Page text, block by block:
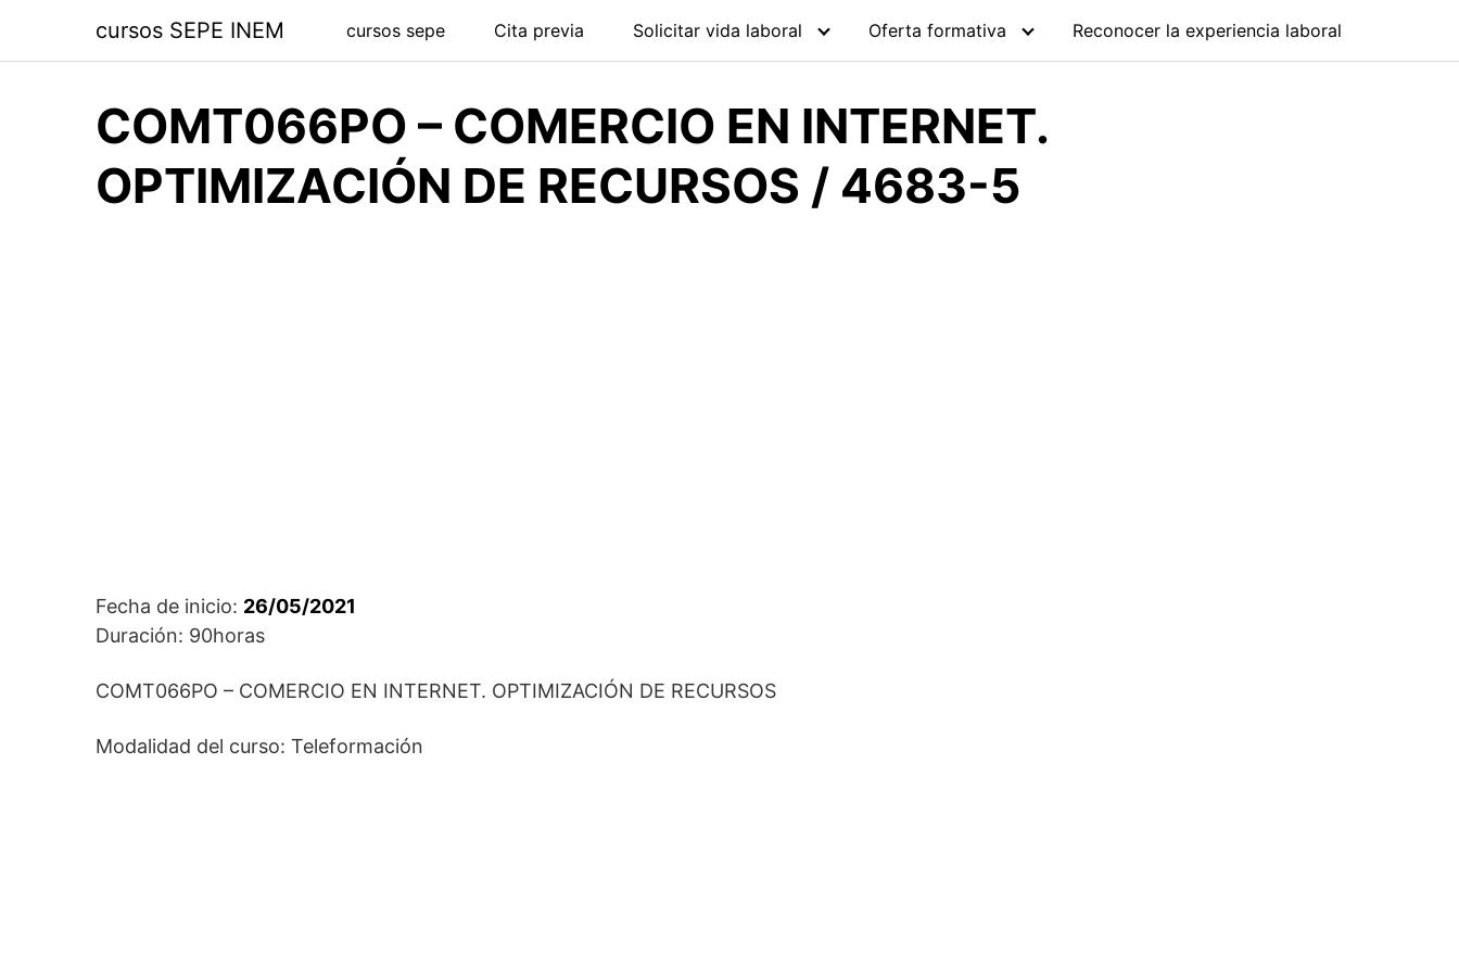
contenido
cursos SEPE INEM cursos sepe Cita previa Solicitar vida laboral Oferta formativa Reconocer la experiencia laboral
COMT066PO – COMERCIO EN INTERNET.
OPTIMIZACIÓN DE RECURSOS / 4683-5
Fecha de inicio: 26/05/2021
Duración: 90horas
COMT066PO – COMERCIO EN INTERNET. OPTIMIZACIÓN DE RECURSOS
Modalidad del curso: Teleformación